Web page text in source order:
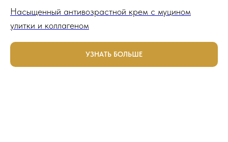
Насыщенный антивозрастной крем с муцином
улитки и коллагеном
УЗНАТЬ БОЛЬШЕ